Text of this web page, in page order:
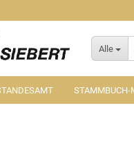
Alle
STAMMBUCH-